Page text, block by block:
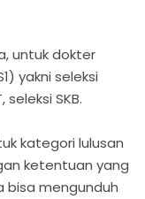
untuk dokter
yakni seleksi
SKB.
kategori lulusan
ketentuan yang
bisa mengunduh